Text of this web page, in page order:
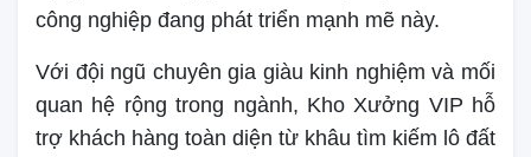
công nghiệp đang phát triển mạnh mẽ này.
Với đội ngũ chuyên gia giàu kinh nghiệm và mối
quan hệ rộng trong ngành, Kho Xưởng VIP hỗ
trợ khách hàng toàn diện từ khâu tìm kiếm lô đất